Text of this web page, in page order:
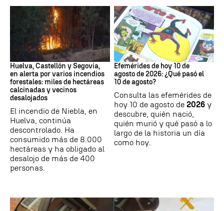
INCENDIOS FORESTALES
Huelva, Castellón y Segovia,
en alerta por varios incendios
forestales: miles de hectáreas
calcinadas y vecinos
desalojados
El incendio de Niebla, en
Huelva, continúa
descontrolado. Ha
consumido más de 8.000
hectáreas y ha obligado al
desalojo de más de 400
personas.
Efemérides
Efemérides de hoy 10 de
agosto de 2026: ¿Qué pasó el
10 de agosto?
Consulta las efemérides de
hoy 10 de agosto de 2026 y
descubre, quién nació,
quién murió y qué pasó a lo
largo de la historia un día
como hoy.